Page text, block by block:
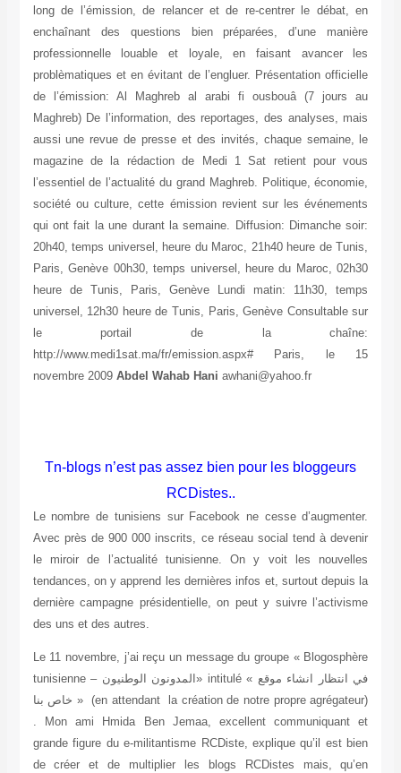
long de l’émission, de relancer et de re-centrer le débat, en
enchaînant des questions bien préparées, d’une manière
professionnelle louable et loyale, en faisant avancer les
problèmatiques et en évitant de l’engluer. Présentation officielle
de l’émission: Al Maghreb al arabi fi ousbouâ (7 jours au
Maghreb) De l’information, des reportages, des analyses, mais
aussi une revue de presse et des invités, chaque semaine, le
magazine de la rédaction de Medi 1 Sat retient pour vous
l’essentiel de l’actualité du grand Maghreb. Politique, économie,
société ou culture, cette émission revient sur les événements
qui ont fait la une durant la semaine. Diffusion: Dimanche soir:
20h40, temps universel, heure du Maroc, 21h40 heure de Tunis,
Paris, Genève 00h30, temps universel, heure du Maroc, 02h30
heure de Tunis, Paris, Genève Lundi matin: 11h30, temps
universel, 12h30 heure de Tunis, Paris, Genève Consultable sur
le portail de la chaîne:
http://www.medi1sat.ma/fr/emission.aspx# Paris, le 15
novembre 2009 Abdel Wahab Hani awhani@yahoo.fr
Tn-blogs n’est pas assez bien pour les bloggeurs
RCDistes..
Le nombre de tunisiens sur Facebook ne cesse d’augmenter.
Avec près de 900 000 inscrits, ce réseau social tend à devenir
le miroir de l’actualité tunisienne. On y voit les nouvelles
tendances, on y apprend les dernières infos et, surtout depuis la
dernière campagne présidentielle, on peut y suivre l’activisme
des uns et des autres.
Le 11 novembre, j’ai reçu un message du groupe « Blogosphère
tunisienne – المدونون الوطنيون» intitulé « في انتظار انشاء موقع
خاص بنا » (en attendant la création de notre propre agrégateur)
. Mon ami Hmida Ben Jemaa, excellent communiquant et
grande figure du e-militantisme RCDiste, explique qu’il est bien
de créer et de multiplier les blogs RCDistes mais, qu’en